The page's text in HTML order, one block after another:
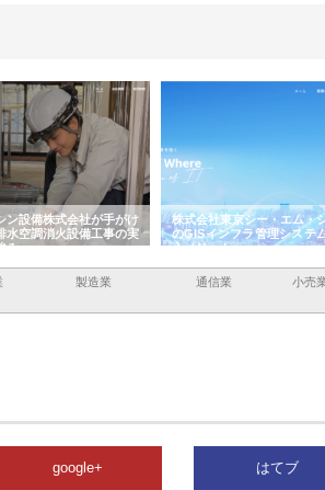
ン設備株式会社が手がけ
水空調消火設備工事の実
み
株式会社東京シー・エム・
のGISインフラ管理システ
入メリット
製造業 通信業 小売
google+ はてブ